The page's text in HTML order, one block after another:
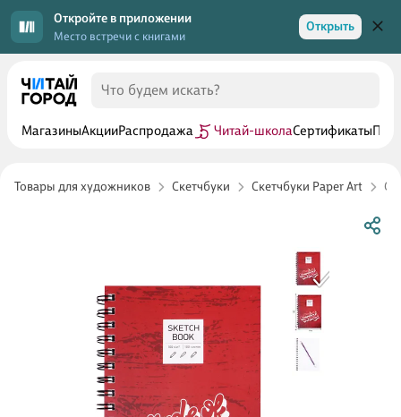
Откройте в приложении
Место встречи с книгами
Открыть
МагазиныАкцииРаспродажа Читай-школаСертификаты
Товары для художников Скетчбуки Скетчбуки Paper Art